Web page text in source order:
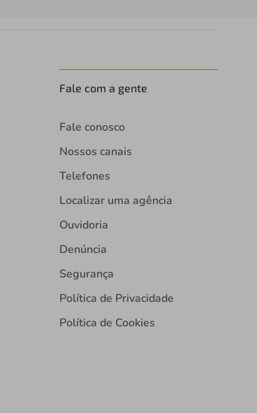
Fale com a gente
Fale conosco
Nossos canais
Telefones
Localizar uma agência
Ouvidoria
Denúncia
Segurança
Política de Privacidade
Política de Cookies